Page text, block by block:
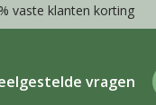
vaste klanten korting
vragen